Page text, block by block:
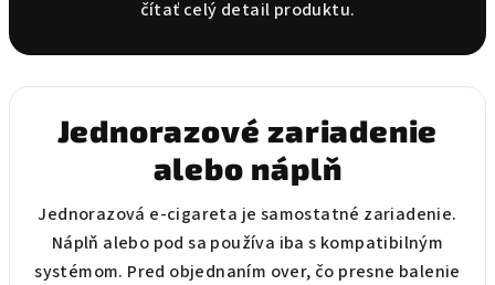
v
k
ý
p
u
čítať celý detail produktu.
Jednorazové zariadenie
alebo náplň
Jednorazová e-cigareta je samostatné zariadenie.
Náplň alebo pod sa používa iba s kompatibilným
systémom. Pred objednaním over, čo presne balenie